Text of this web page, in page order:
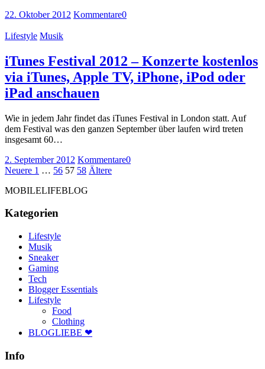
22. Oktober 2012 Kommentare0
Lifestyle Musik
iTunes Festival 2012 – Konzerte kostenlos
via iTunes, Apple TV, iPhone, iPod oder
iPad anschauen
Wie in jedem Jahr findet das iTunes Festival in London statt. Auf
dem Festival was den ganzen September über laufen wird treten
insgesamt 60…
2. September 2012 Kommentare0
Seitennummerierung
der
Neuere Neuere
Seite
1 … Seite
56 Seite
57 Seite
58 ÄltereÄltere
MOBILELIFEBLOG
Kategorien
Lifestyle
Musik
Sneaker
Gaming
Tech
Blogger Essentials
Lifestyle
Food
Clothing
BLOGLIEBE ❤
Info